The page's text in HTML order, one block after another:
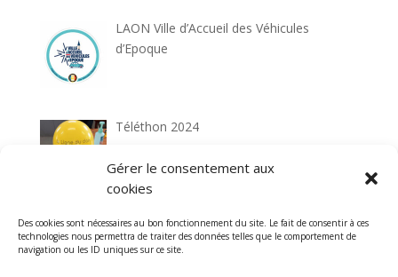
Gérer le consentement aux
cookies
Des cookies sont nécessaires au bon fonctionnement du site. Le fait de consentir à ces
technologies nous permettra de traiter des données telles que le comportement de
navigation ou les ID uniques sur ce site.
LAON Ville d’Accueil des Véhicules
d’Epoque
Téléthon 2024
Rallye de l’Association 2024